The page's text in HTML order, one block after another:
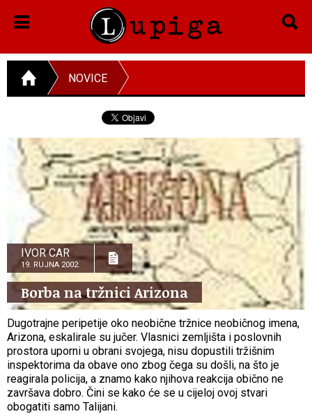
NOVICE
IVOR CAR
19. RUJNA 2002.
Borba na tržnici Arizona
Dugotrajne peripetije oko neobične tržnice neobičnog imena,
Arizona, eskalirale su jučer. Vlasnici zemljišta i poslovnih
prostora uporni u obrani svojega, nisu dopustili tržišnim
inspektorima da obave ono zbog čega su došli, na što je
reagirala policija, a znamo kako njihova reakcija obično ne
završava dobro. Čini se kako će se u cijeloj ovoj stvari
obogatiti samo Talijani.